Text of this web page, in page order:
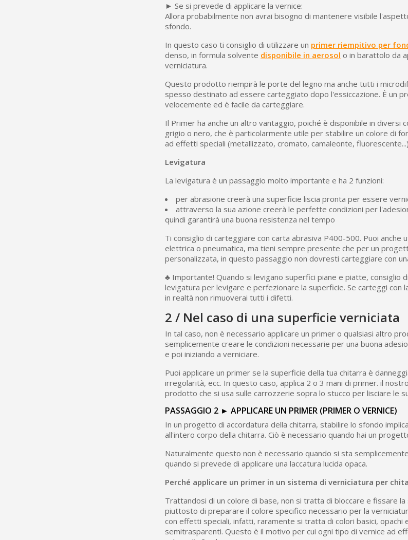
► Se si prevede di applicare la vernice:
Allora probabilmente non avrai bisogno di mantenere visibile
sfondo.
In questo caso ti consiglio di utilizzare un primer riempitivo per
denso, in formula solvente disponibile in aerosol o in barattolo da
verniciatura.
Questo prodotto riempirà le porte del legno ma anche tutti i
spesso destinato ad essere carteggiato dopo l'essiccazione. È un
velocemente ed è facile da carteggiare.
Il Primer ha anche un altro vantaggio, poiché è disponibile in diversi
grigio o nero, che è particolarmente utile per stabilire un colore di
ad effetti speciali (metallizzato, cromato, camaleonte,
Levigatura
La levigatura è un passaggio molto importante e ha 2 funzioni:
per abrasione creerà una superficie liscia pronta per essere
attraverso la sua azione creerà le perfette condizioni per
quindi garantirà una buona resistenza nel tempo
Ti consiglio di carteggiare con carta abrasiva P400-500. Puoi anche
elettrica o pneumatica, ma tieni sempre presente che per un
personalizzata, in questo passaggio non dovresti carteggiare con
♣ Importante! Quando si levigano superfici piane e piatte, consiglio
levigatura per levigare e perfezionare la superficie. Se carteggi con
in realtà non rimuoverai tutti i difetti.
2 / Nel caso di una superficie verniciata
In tal caso, non è necessario applicare un primer o qualsiasi altro
semplicemente creare le condizioni necessarie per una buona
e poi iniziando a verniciare.
Puoi applicare un primer se la superficie della tua chitarra è
irregolarità, ecc. In questo caso, applica 2 o 3 mani di primer. il
prodotto che si usa sulle carrozzerie sopra lo stucco per lisciare le
PASSAGGIO 2 ► APPLICARE UN PRIMER (PRIMER O VERNICE)
In un progetto di accordatura della chitarra, stabilire lo sfondo
all'intero corpo della chitarra. Ciò è necessario quando hai un
Naturalmente questo non è necessario quando si sta
quando si prevede di applicare una laccatura lucida opaca.
Perché applicare un primer in un sistema di verniciatura per
Trattandosi di un colore di base, non si tratta di bloccare e fissare
piuttosto di preparare il colore specifico necessario per la
con effetti speciali, infatti, raramente si tratta di colori basici, opachi
semitrasparenti. Questo è il motivo per cui ogni tipo di vernice ad